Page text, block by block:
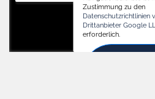
Zustimmung zu den
Datenschutzrichtlinien
Drittanbieter Google
erforderlich.